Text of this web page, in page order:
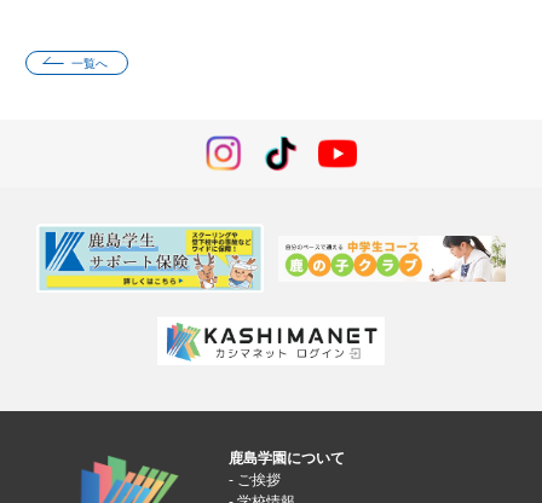
一覧へ
鹿島学園について
ご挨拶